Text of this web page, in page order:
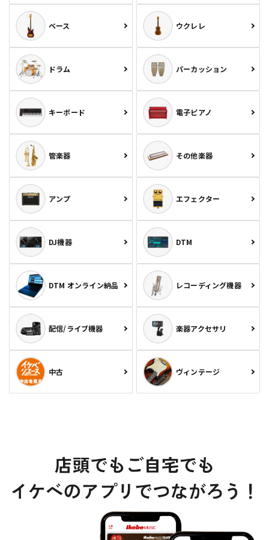
ベース ウクレレ
ドラム パーカッション
キーボード 電子ピアノ
管楽器 その他楽器
アンプ エフェクター
DJ機器 DTM
DTM オンライン納品 レコーディング機器
配信/ライブ機器 楽器アクセサリ
中古 ヴィンテージ